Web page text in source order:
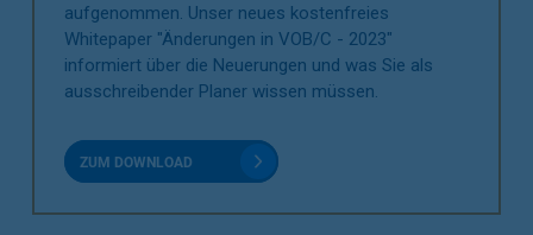
aufgenommen. Unser neues kostenfreies
Whitepaper "Änderungen in VOB/C - 2023"
informiert über die Neuerungen und was Sie als
ausschreibender Planer wissen müssen.
ZUM DOWNLOAD